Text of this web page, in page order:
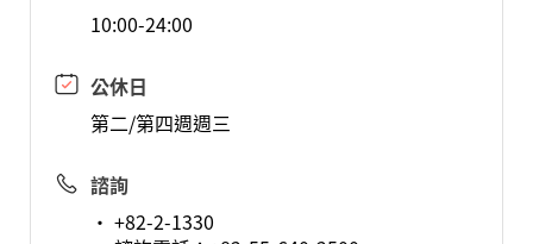
10:00-24:00
公休日
第二/第四週週三
諮詢
· +82-2-1330